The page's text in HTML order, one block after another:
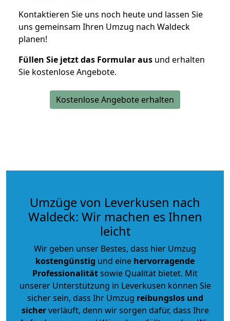
Kontaktieren Sie uns noch heute und lassen Sie
uns gemeinsam Ihren Umzug nach Waldeck
planen!
Füllen Sie jetzt das Formular aus und erhalten
Sie kostenlose Angebote.
Kostenlose Angebote erhalten
Umzüge von Leverkusen nach
Waldeck: Wir machen es Ihnen
leicht
Wir geben unser Bestes, dass hier Umzug
kostengünstig und eine hervorragende
Professionalitätsowie Qualität bietet. Mit
unserer Unterstützung in Leverkusen können Sie
sicher sein, dass Ihr Umzug reibungslos und
sicherverläuft, denn wir sorgen dafür, dass Ihre